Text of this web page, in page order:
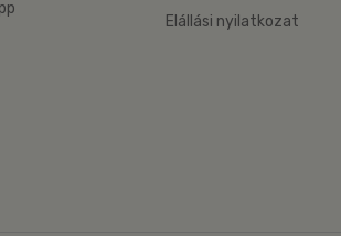
Elállási nyilatkozat